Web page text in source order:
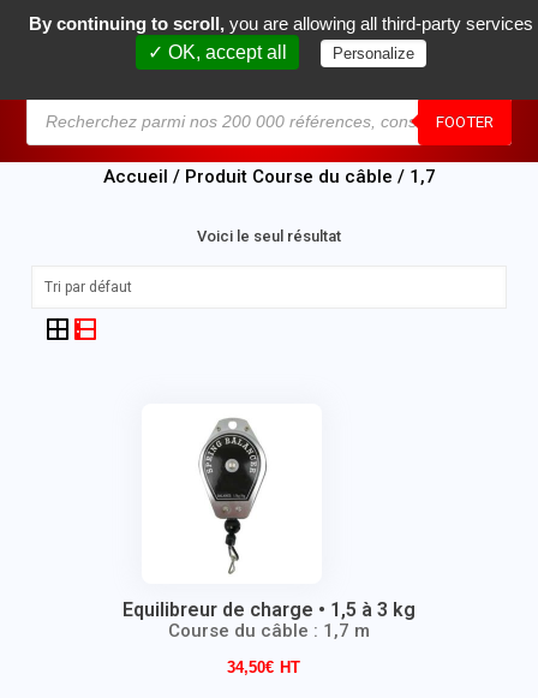
FOOTER
0
Accueil / Produit Course du câble / 1,7
Voici le seul résultat
Equilibreur de charge • 1,5 à 3 kg
Course du câble : 1,7 m
34,50€
By continuing to scroll, you are allowing all third-party services
✓ OK, accept all
Personalize